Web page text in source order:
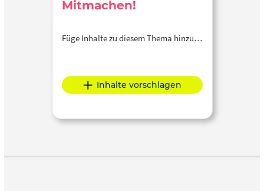
Mitmachen!
Füge Inhalte zu diesem Thema hinzu…
Inhalte vorschlagen